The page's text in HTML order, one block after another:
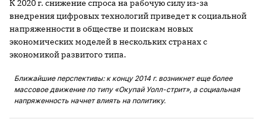
К 2020 г. снижение спроса на рабочую силу из-за
внедрения цифровых технологий приведет к социальной
напряженности в обществе и поискам новых
экономических моделей в нескольких странах с
экономикой развитого типа.
Ближайшие перспективы: к концу 2014 г. возникнет еще более
массовое движение по типу «Окупай Уолл-стрит», а социальная
напряженность начнет влиять на политику.